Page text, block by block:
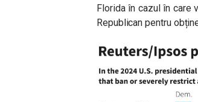
Florida în cazul în care
Republican pentru